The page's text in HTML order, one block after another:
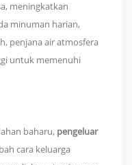
meningkatkan
minuman harian,
penjana air atmosfera
untuk memenuhi
baharu, pengeluar
cara keluarga